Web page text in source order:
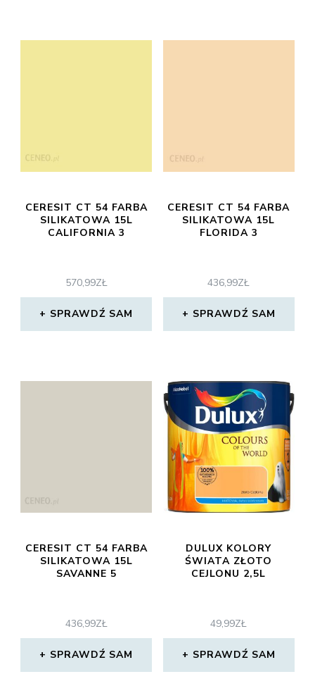
CERESIT CT 54 FARBA
SILIKATOWA 15L
CALIFORNIA 3
570,99ZŁ
SPRAWDŹ SAM
CERESIT CT 54 FARBA
SILIKATOWA 15L
FLORIDA 3
436,99ZŁ
SPRAWDŹ SAM
CERESIT CT 54 FARBA
SILIKATOWA 15L
SAVANNE 5
436,99ZŁ
SPRAWDŹ SAM
DULUX KOLORY
ŚWIATA ZŁOTO
CEJLONU 2,5L
49,99ZŁ
SPRAWDŹ SAM